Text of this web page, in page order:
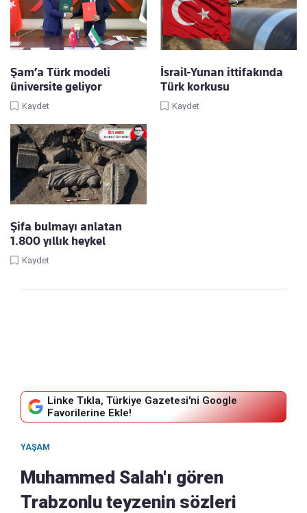
Şam’a Türk modeli
üniversite geliyor
Kaydet
İsrail-Yunan ittifakında
Türk korkusu
Kaydet
Şifa bulmayı anlatan
1.800 yıllık heykel
Kaydet
Linke Tıkla, Türkiye Gazetesi'ni Google
Favorilerine Ekle!
YAŞAM
Muhammed Salah'ı gören
Trabzonlu teyzenin sözleri